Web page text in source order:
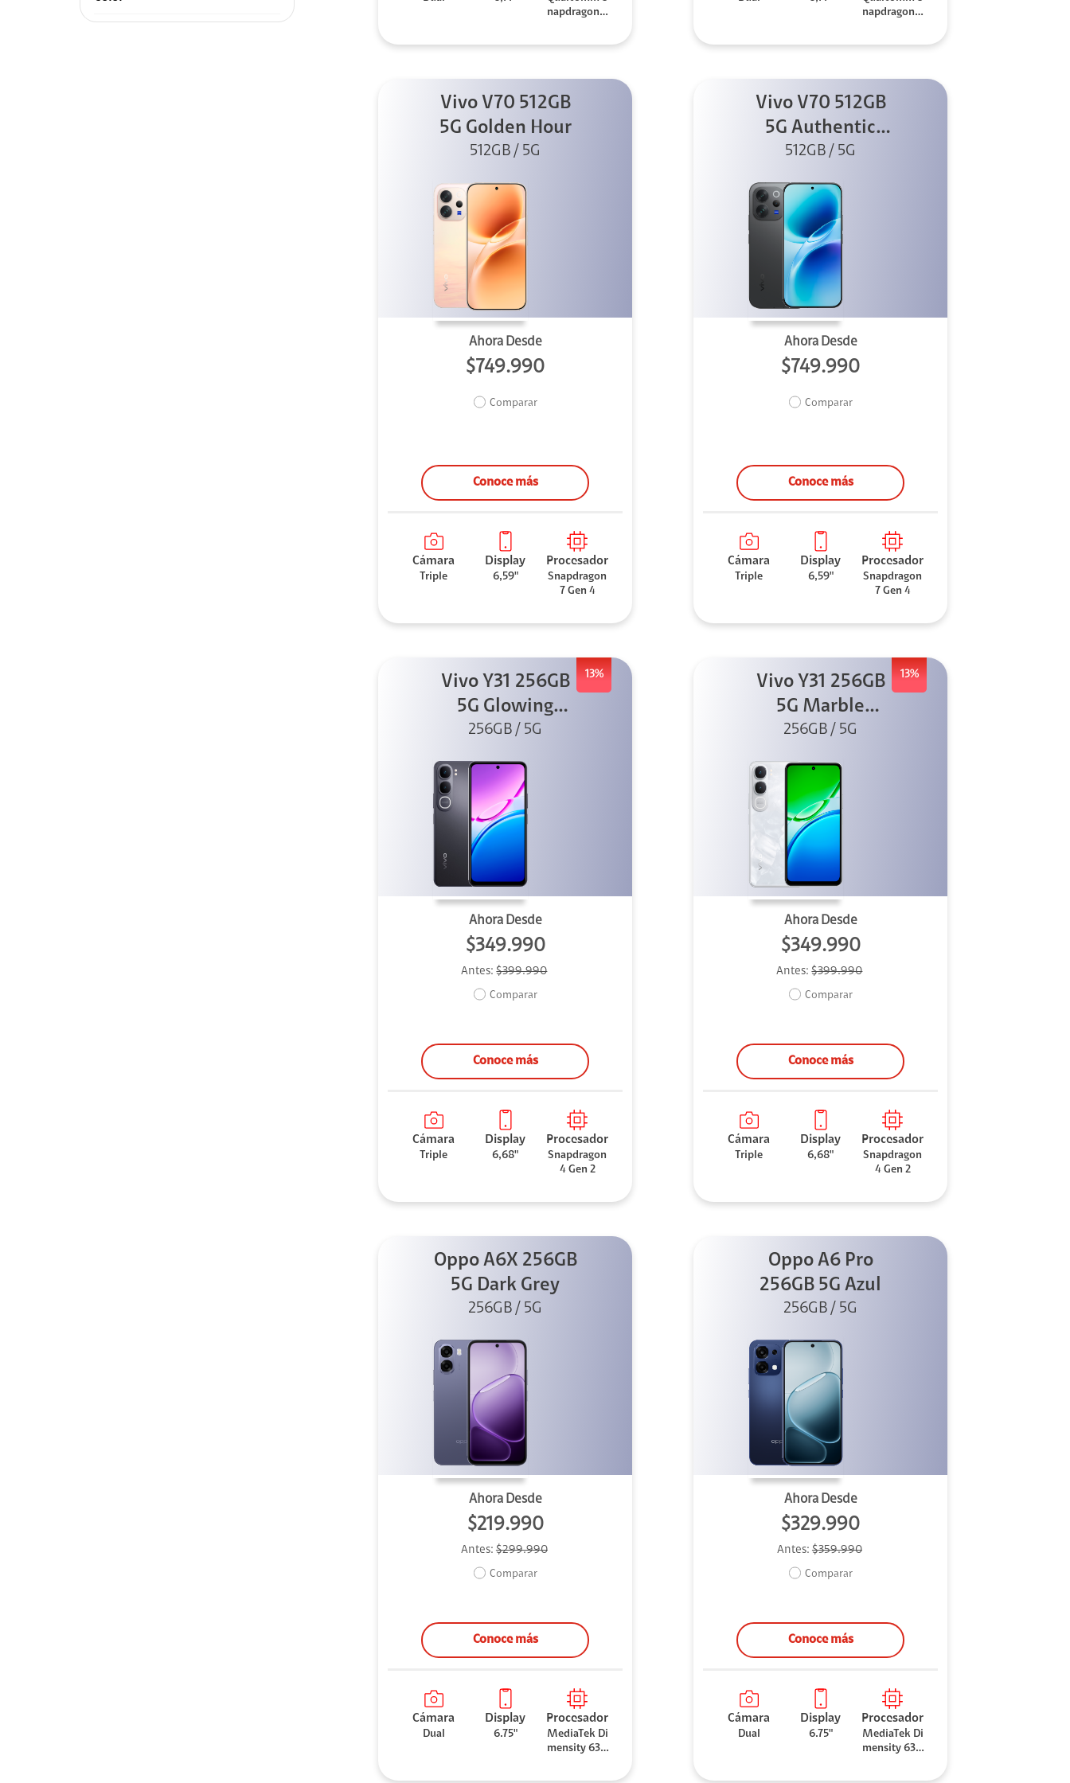
napdragon 7
napdragon 7
Vivo V70 512GB
5G Golden Hour
512GB / 5G
Ahora Desde
$749.990
Comparar
Conoce más
Cámara
Triple
Display
6,59"
Procesador
Snapdragon
7 Gen 4
Vivo V70 512GB
5G Authentic
Black
512GB / 5G
Ahora Desde
$749.990
Comparar
Conoce más
Cámara
Triple
Display
6,59"
Procesador
Snapdragon
7 Gen 4
13%
Vivo Y31 256GB
5G Glowing
Black
256GB / 5G
Ahora Desde
$349.990
Antes:$399.990
Comparar
Conoce más
Cámara
Triple
Display
6,68"
Procesador
Snapdragon
4 Gen 2
13%
Vivo Y31 256GB
5G Marble
White
256GB / 5G
Ahora Desde
$349.990
Antes:$399.990
Comparar
Conoce más
Cámara
Triple
Display
6,68"
Procesador
Snapdragon
4 Gen 2
Oppo A6X 256GB
5G Dark Grey
256GB / 5G
Ahora Desde
$219.990
Antes: $299.990
Comparar
Conoce más
Cámara
Dual
Display
6.75"
Procesador
MediaTek Di
mensity 630
Oppo A6 Pro
256GB 5G Azul
256GB / 5G
Ahora Desde
$329.990
Antes: $359.990
Comparar
Conoce más
Cámara
Dual
Display
6.75"
Procesador
MediaTek Di
mensity 630